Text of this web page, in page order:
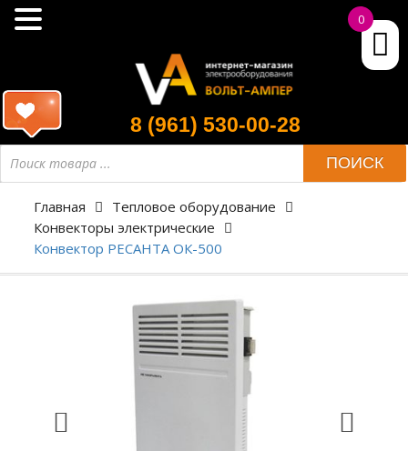
8 (961) 530-00-28
ПОИСК
Главная
Тепловое оборудование
Конвекторы электрические
Конвектор РЕСАНТА ОК-500
0